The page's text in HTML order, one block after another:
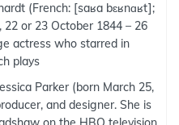
(French: [saʁa bɛʁnɑʁt];
or 23 October 1844 – 26
actress who starred in
plays
Parker (born March 25,
and designer. She is